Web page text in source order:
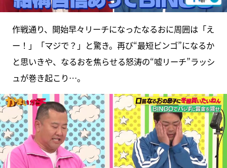
作戦通り、開始早々リーチになったなるおに周囲は「え
ー！」「マジで？」と驚き。再び“最短ビンゴ”になるか
と思いきや、なるおを焦らせる怒涛の“嘘リーチ”ラッシ
ュが巻き起こり…。